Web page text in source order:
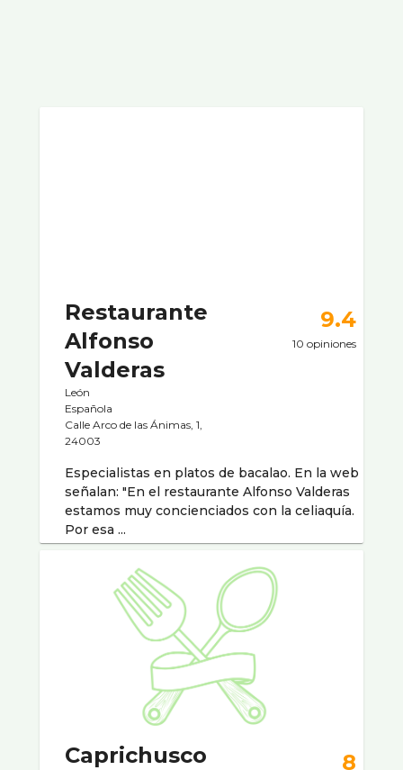
Restaurante
Alfonso
Valderas
León
Española
Calle Arco de las Ánimas, 1,
24003
9.4
10 opiniones
Especialistas en platos de bacalao. En la web
señalan: "En el restaurante Alfonso Valderas
estamos muy concienciados con la celiaquí­a.
Por esa ...
Caprichusco 8